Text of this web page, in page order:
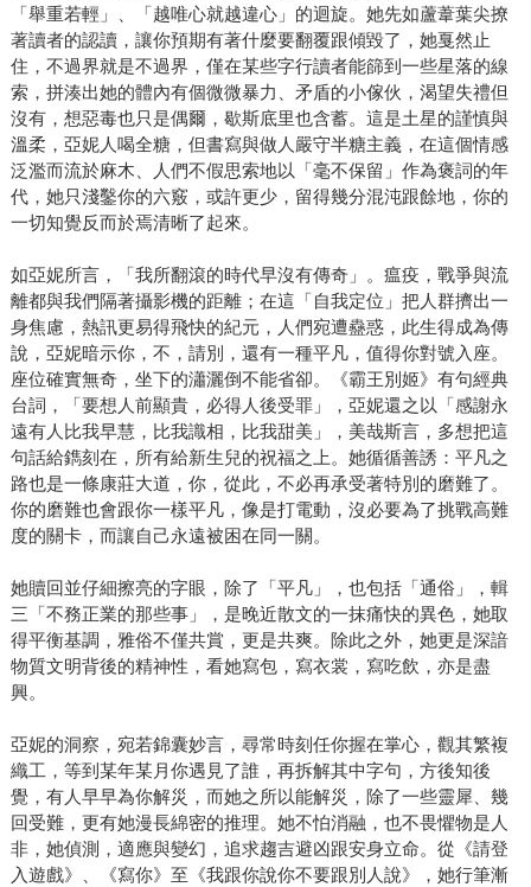
「舉重若輕」、「越唯心就越違心」的迴旋。她先如蘆葦葉尖撩
著讀者的認讀，讓你預期有著什麼要翻覆跟傾毀了，她戛然止
住，不過界就是不過界，僅在某些字行讀者能篩到一些星落的線
索，拼湊出她的體內有個微微暴力、矛盾的小傢伙，渴望失禮但
沒有，想惡毒也只是偶爾，歇斯底里也含蓄。這是土星的謹慎與
溫柔，亞妮人喝全糖，但書寫與做人嚴守半糖主義，在這個情感
泛濫而流於麻木、人們不假思索地以「毫不保留」作為褒詞的年
代，她只淺鑿你的六竅，或許更少，留得幾分混沌跟餘地，你的
一切知覺反而於焉清晰了起來。
如亞妮所言，「我所翻滾的時代早沒有傳奇」。瘟疫，戰爭與流
離都與我們隔著攝影機的距離；在這「自我定位」把人群擠出一
身焦慮，熱訊更易得飛快的紀元，人們宛遭蠱惑，此生得成為傳
說，亞妮暗示你，不，請別，還有一種平凡，值得你對號入座。
座位確實無奇，坐下的瀟灑倒不能省卻。《霸王別姬》有句經典
台詞，「要想人前顯貴，必得人後受罪」，亞妮還之以「感謝永
遠有人比我早慧，比我識相，比我甜美」，美哉斯言，多想把這
句話給鐫刻在，所有給新生兒的祝福之上。她循循善誘：平凡之
路也是一條康莊大道，你，從此，不必再承受著特別的磨難了。
你的磨難也會跟你一樣平凡，像是打電動，沒必要為了挑戰高難
度的關卡，而讓自己永遠被困在同一關。
她贖回並仔細擦亮的字眼，除了「平凡」，也包括「通俗」，輯
三「不務正業的那些事」，是晚近散文的一抹痛快的異色，她取
得平衡基調，雅俗不僅共賞，更是共爽。除此之外，她更是深諳
物質文明背後的精神性，看她寫包，寫衣裳，寫吃飲，亦是盡
興。
亞妮的洞察，宛若錦囊妙言，尋常時刻任你握在掌心，觀其繁複
織工，等到某年某月你遇見了誰，再拆解其中字句，方後知後
覺，有人早早為你解災，而她之所以能解災，除了一些靈犀、幾
回受難，更有她漫長綿密的推理。她不怕消融，也不畏懼物是人
非，她偵測，適應與變幻，追求趨吉避凶跟安身立命。從《請登
入遊戲》、《寫你》至《我跟你說你不要跟別人說》，她行筆漸